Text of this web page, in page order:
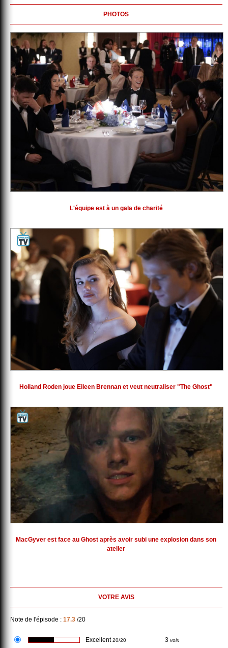
PHOTOS
L'équipe est à un gala de charité
Holland Roden joue Eileen Brennan et veut neutraliser "The Ghost"
MacGyver est face au Ghost après avoir subi une explosion dans son
atelier
VOTRE AVIS
Note de l'épisode : 17.3 /20
Excellent20/20 3 voix